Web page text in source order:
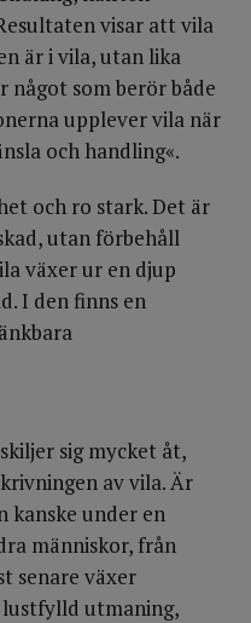
visar att vila
är i vila, utan lika
något som berör både
upplever vila när
och handling«.
och ro stark. Det är
utan förbehåll
växer ur en djup
I den finns en
sig mycket åt,
av vila. Är
kanske under en
människor, från
senare växer
lustfylld utmaning,